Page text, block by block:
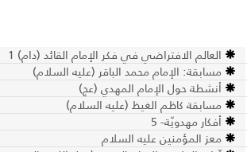
العالم الافتراضي في فكر الإمام القائد (دام) 1
مسابقة: الإمام محمد الباقر (عليه السلام)
أنشطة حول الإمام المهدي (عج)
مسابقة كاظم الغيظ (عليه السلام)
أفكار مهدويّة- 5
معز المؤمنين عليه السلام